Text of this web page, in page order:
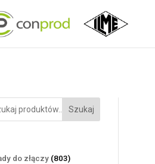
Szukaj
do złączy 803803